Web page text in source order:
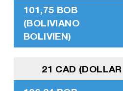
101,75 BOB
(BOLIVIANO
BOLIVIEN)
21 CAD